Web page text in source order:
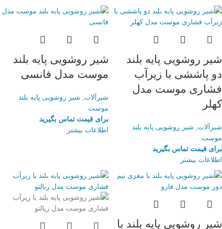
شیر روشویی پایه بلند
دو پاششی با زیرآب
فشاری موست مدل
کهلر
شیرآلات, شیر روشویی پایه بلند
موست
برای قیمت تماس بگیرید
اطلاعات بیشتر
شیر روشویی پایه بلند
موست مدل فانسی
شیرآلات, شیر روشویی پایه بلند
موست
برای قیمت تماس بگیرید
اطلاعات بیشتر
شیر روشویی پایه بلند با